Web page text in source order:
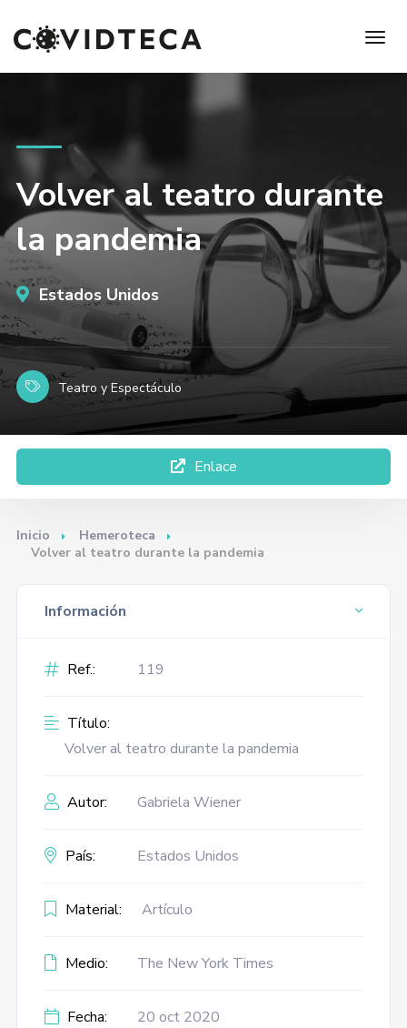
Volver al teatro durante
la pandemia
Estados Unidos
Teatro y Espectáculo
Enlace
Inicio
Hemeroteca
Volver al teatro durante la pandemia
Información
Ref.: 119
Título:
Volver al teatro durante la pandemia
Autor: Gabriela Wiener
País: Estados Unidos
Material: Artículo
Medio: The New York Times
Fecha: 20 oct 2020